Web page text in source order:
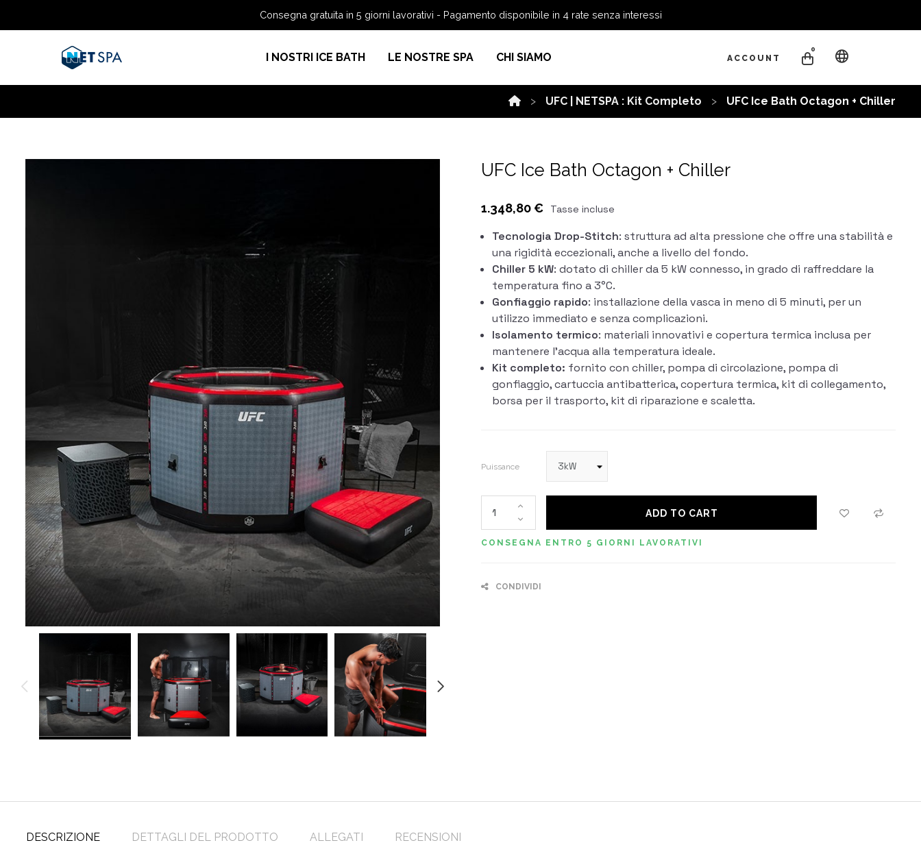
Consegna gratuita in 5 giorni lavorativi - Pagamento disponibile in 4 rate senza interessi
I NOSTRI ICE BATH LE NOSTRE SPA CHI SIAMO ACCOUNT
0
UFC | NETSPA : Kit Completo UFC Ice Bath Octagon + Chiller
UFC Ice Bath Octagon + Chiller
1.348,80 € Tasse incluse
Tecnologia Drop-Stitch: struttura ad alta pressione che offre una stabilità e
una rigidità eccezionali, anche a livello del fondo.
Chiller 5 kW: dotato di chiller da 5 kW connesso, in grado di raffreddare la
temperatura fino a 3°C.
Gonfiaggio rapido: installazione della vasca in meno di 5 minuti, per un
utilizzo immediato e senza complicazioni.
Isolamento termico: materiali innovativi e copertura termica inclusa per
mantenere l’acqua alla temperatura ideale.
Kit completo: fornito con chiller, pompa di circolazione, pompa di
gonfiaggio, cartuccia antibatterica, copertura termica, kit di collegamento,
borsa per il trasporto, kit di riparazione e scaletta.
Puissance
ADD TO CART
CONSEGNA ENTRO 5 GIORNI LAVORATIVI
CONDIVIDI
DESCRIZIONE DETTAGLI DEL PRODOTTO ALLEGATI RECENSIONI